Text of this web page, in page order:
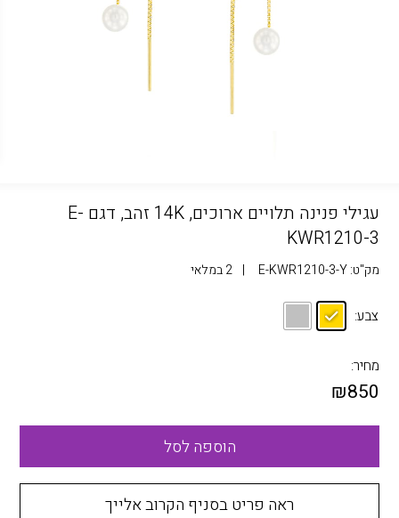
עגילי פנינה תלויים ארוכים, 14K זהב, דגם E-
KWR1210-3
מק"ט:E-KWR1210-3-Y
| 2 במלאי
צבע:
מחיר:
₪850
הוספה לסל
ראה פריט בסניף הקרוב אלייך